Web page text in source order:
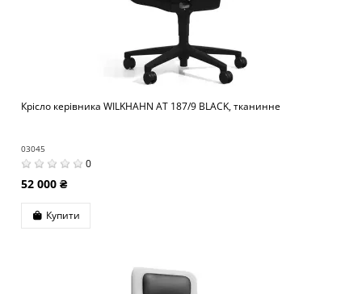
Крісло керівника WILKHAHN AT 187/9 BLACK, тканинне
03045
0
52 000 ₴
Купити